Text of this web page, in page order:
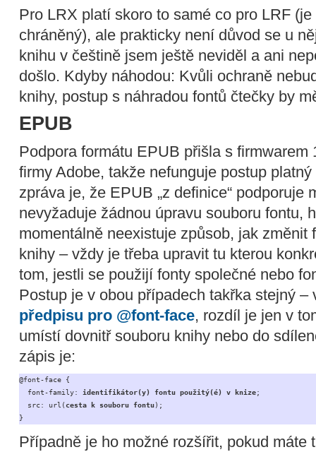
Pro LRX platí skoro to samé co pro LRF
chráněný), ale prakticky není důvod se u
knihu v češtině jsem ještě neviděl a ani
došlo. Kdyby náhodou: Kvůli ochraně
knihy, postup s náhradou fontů čtečky by
EPUB
Podpora formátu EPUB přišla s firmwarem
firmy Adobe, takže nefunguje postup
zpráva je, že EPUB „z definice“ podporuje
nevyžaduje žádnou úpravu souboru fontu,
momentálně neexistuje způsob, jak změnit
knihy – vždy je třeba upravit tu kterou
tom, jestli se použijí fonty společné nebo
Postup je v obou případech takřka stejný
předpisu pro @font-face, rozdíl je jen v
umístí dovnitř souboru knihy nebo do
zápis je:
@font-face {
  font-family:
identifikátor(y) fontu použitý(é) v knize;
  src: url(
cesta k souboru fontu);
}
Případně je ho možné rozšířit, pokud máte